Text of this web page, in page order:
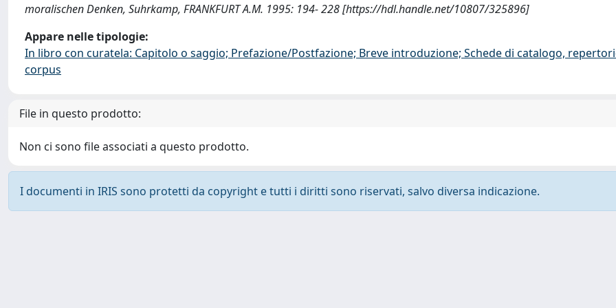
moralischen Denken, Suhrkamp, FRANKFURT A.M. 1995: 194- 228 [https://hdl.handle.net/10807/325896]
Appare nelle tipologie:
In libro con curatela: Capitolo o saggio; Prefazione/Postfazione; Breve introduzione; Schede di catalogo,
corpus
File in questo prodotto:
Non ci sono file associati a questo prodotto.
I documenti in IRIS sono protetti da copyright e tutti i diritti sono riservati, salvo diversa indicazione.